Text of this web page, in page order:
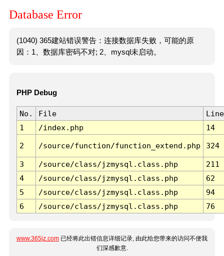
Database Error
(1040) 365建站错误警告：连接数据库失败，可能的原
因：1、数据库密码不对; 2、mysql未启动。
PHP Debug
No. File
Line
1
/index.php 14
2 /source/function/function_extend.php 324
3 /source/class/jzmysql.class.php
211
4
/source/class/jzmysql.class.php
62
5
/source/class/jzmysql.class.php
94
6
/source/class/jzmysql.class.php 76
www.365jz.com 已经将此出错信息详细记录, 由此给您带来的访问不便我
们深感歉意.